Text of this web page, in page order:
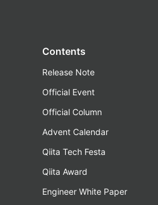
Contents
Release Note
Official Event
Official Column
Advent Calendar
Qiita Tech Festa
Qiita Award
Engineer White Paper